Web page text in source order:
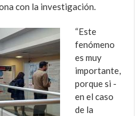
con la investigación.
“Este
fenómeno
es muy
importante,
porque si -
en el caso
de la